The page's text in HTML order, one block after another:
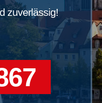
zuverlässig!